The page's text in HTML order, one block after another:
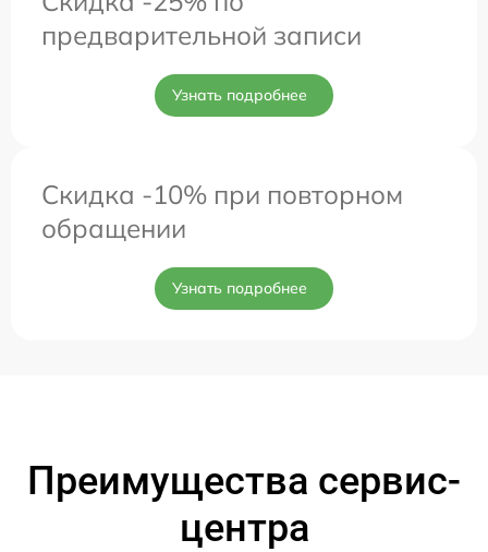
предварительной записи
Узнать подробнее
Скидка -10% при повторном
обращении
Узнать подробнее
Преимущества сервис-
центра